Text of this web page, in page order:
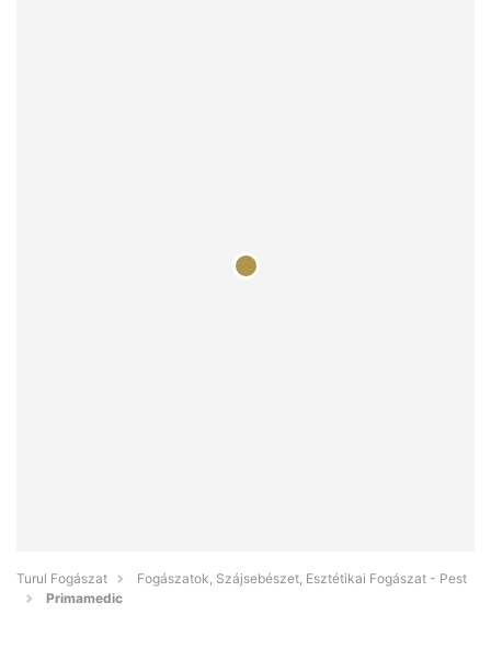
Turul Fogászat
Fogászatok, Szájsebészet, Esztétikai Fogászat - Pest
Primamedic